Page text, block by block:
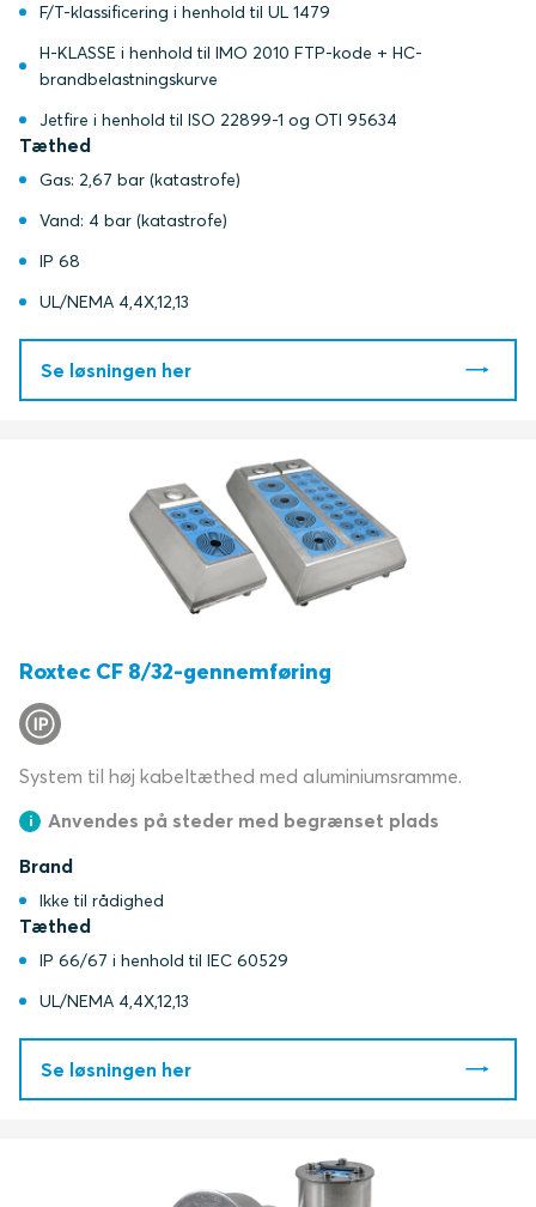
F/T-klassificering i henhold til UL 1479
H-KLASSE i henhold til IMO 2010 FTP-kode + HC-
brandbelastningskurve
Jetfire i henhold til ISO 22899-1 og OTI 95634
Tæthed
Gas: 2,67 bar (katastrofe)
Vand: 4 bar (katastrofe)
IP 68
UL/NEMA 4,4X,12,13
Se løsningen her
Roxtec CF 8/32-gennemføring
System til høj kabeltæthed med aluminiumsramme.
Anvendes på steder med begrænset plads
Brand
Ikke til rådighed
Tæthed
IP 66/67 i henhold til IEC 60529
UL/NEMA 4,4X,12,13
Se løsningen her